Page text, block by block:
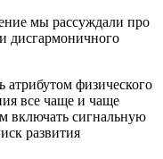
мы рассуждали про
дисгармоничного
атрибутом физического
все чаще и чаще
включать сигнальную
развития